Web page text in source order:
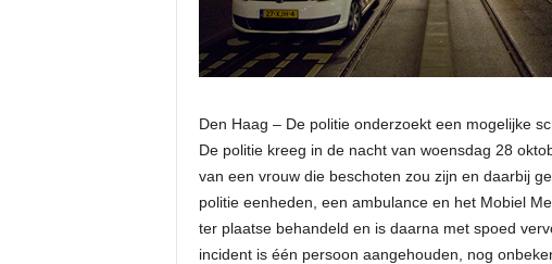
Den Haag – De politie onderzoekt een mogelijke
De politie kreeg in de nacht van woensdag 28
van een vrouw die beschoten zou zijn en daarbij
politie eenheden, een ambulance en het Mobiel
ter plaatse behandeld en is daarna met spoed
incident is één persoon aangehouden, nog